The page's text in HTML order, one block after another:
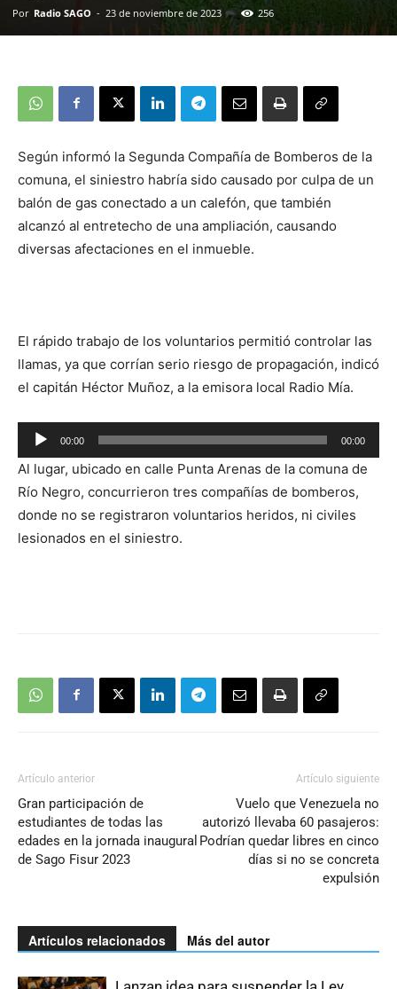
Por Radio SAGO - 23 de noviembre de 2023 256
Según informó la Segunda Compañía de Bomberos de la
comuna, el siniestro habría sido causado por culpa de un
balón de gas conectado a un calefón, que también
alcanzó al entretecho de una ampliación, causando
diversas afectaciones en el inmueble.
El rápido trabajo de los voluntarios permitió controlar las
llamas, ya que corrían serio riesgo de propagación, indicó
el capitán Héctor Muñoz, a la emisora local Radio Mía.
Reproductor
de
audio
00:00 00:00
Al lugar, ubicado en calle Punta Arenas de la comuna de
Río Negro, concurrieron tres compañías de bomberos,
donde no se registraron voluntarios heridos, ni civiles
lesionados en el siniestro.
Artículo anterior
Gran participación de
estudiantes de todas las
edades en la jornada inaugural
de Sago Fisur 2023
Artículo siguiente
Vuelo que Venezuela no
autorizó llevaba 60 pasajeros:
Podrían quedar libres en cinco
días si no se concreta
expulsión
Artículos relacionados Más del autor